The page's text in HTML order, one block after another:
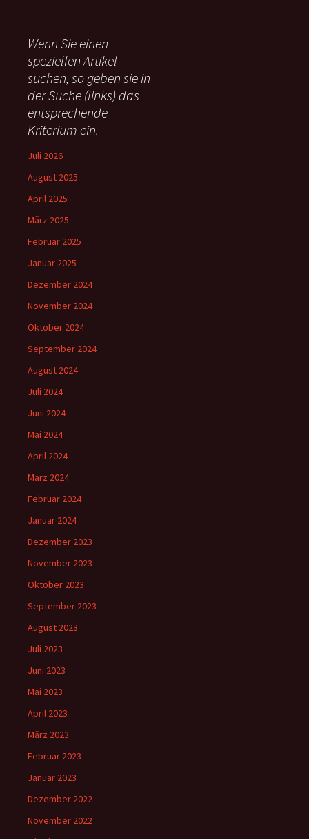
n
n
a
c
:
Wenn Sie einen
speziellen Artikel
suchen, so geben sie in
der Suche (links) das
entsprechende
Kriterium ein.
Juli 2026
August 2025
April 2025
März 2025
Februar 2025
Januar 2025
Dezember 2024
November 2024
Oktober 2024
September 2024
August 2024
Juli 2024
Juni 2024
Mai 2024
April 2024
März 2024
Februar 2024
Januar 2024
Dezember 2023
November 2023
Oktober 2023
September 2023
August 2023
Juli 2023
Juni 2023
Mai 2023
April 2023
März 2023
Februar 2023
Januar 2023
Dezember 2022
November 2022